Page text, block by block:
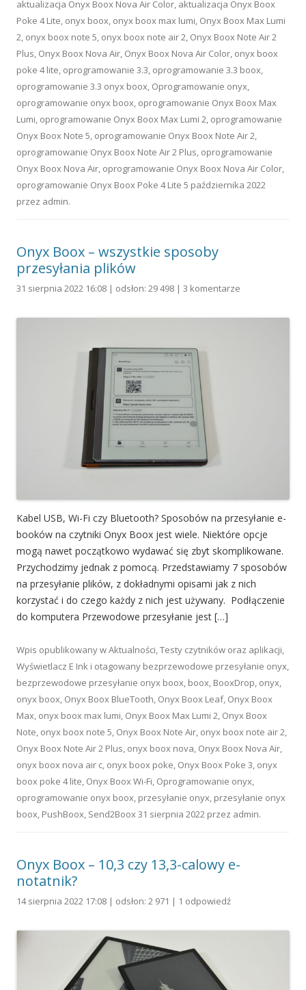
aktualizacja Onyx Boox Nova Air Color, aktualizacja Onyx Boox
Poke 4 Lite, onyx boox, onyx boox max lumi, Onyx Boox Max Lumi
2, onyx boox note 5, onyx boox note air 2, Onyx Boox Note Air 2
Plus, Onyx Boox Nova Air, Onyx Boox Nova Air Color, onyx boox
poke 4 lite, oprogramowanie 3.3, oprogramowanie 3.3 boox,
oprogramowanie 3.3 onyx boox, Oprogramowanie onyx,
oprogramowanie onyx boox, oprogramowanie Onyx Boox Max
Lumi, oprogramowanie Onyx Boox Max Lumi 2, oprogramowanie
Onyx Boox Note 5, oprogramowanie Onyx Boox Note Air 2,
oprogramowanie Onyx Boox Note Air 2 Plus, oprogramowanie
Onyx Boox Nova Air, oprogramowanie Onyx Boox Nova Air Color,
oprogramowanie Onyx Boox Poke 4 Lite 5 października 2022
przez admin.
Onyx Boox – wszystkie sposoby
przesyłania plików
31 sierpnia 2022 16:08 | odsłon: 29 498 | 3 komentarze
Kabel USB, Wi-Fi czy Bluetooth? Sposobów na przesyłanie e-
booków na czytniki Onyx Boox jest wiele. Niektóre opcje
mogą nawet początkowo wydawać się zbyt skomplikowane.
Przychodzimy jednak z pomocą. Przedstawiamy 7 sposobów
na przesyłanie plików, z dokładnymi opisami jak z nich
korzystać i do czego każdy z nich jest używany. Podłączenie
do komputera Przewodowe przesyłanie jest […]
Wpis opublikowany wAktualności,Testy czytników oraz aplikacji,
Wyświetlacz E Ink i otagowany bezprzewodowe przesyłanie onyx,
bezprzewodowe przesyłanie onyx boox, boox, BooxDrop, onyx,
onyx boox, Onyx Boox BlueTooth, Onyx Boox Leaf, Onyx Boox
Max, onyx boox max lumi, Onyx Boox Max Lumi 2, Onyx Boox
Note, onyx boox note 5, Onyx Boox Note Air, onyx boox note air 2,
Onyx Boox Note Air 2 Plus, onyx boox nova, Onyx Boox Nova Air,
onyx boox nova air c, onyx boox poke, Onyx Boox Poke 3, onyx
boox poke 4 lite, Onyx Boox Wi-Fi, Oprogramowanie onyx,
oprogramowanie onyx boox, przesyłanie onyx, przesyłanie onyx
boox, PushBoox, Send2Boox31 sierpnia 2022 przez admin.
Onyx Boox – 10,3 czy 13,3-calowy e-
notatnik?
14 sierpnia 2022 17:08 | odsłon: 2 971 | 1 odpowiedź